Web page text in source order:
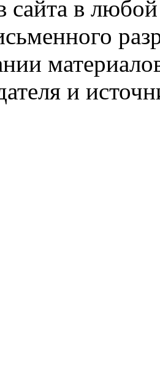
сайта в
и